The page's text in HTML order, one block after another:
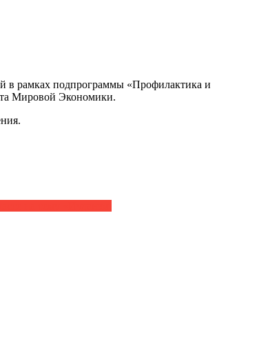
в рамках подпрограммы «Профилактика и
Мировой Экономики.